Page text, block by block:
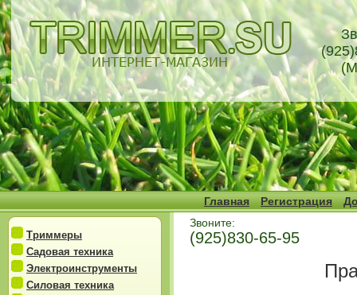
Главная Регистрация
Триммеры
Садовая техника
Электроинструменты
Силовая техника
Звоните:
(925)830-65-95